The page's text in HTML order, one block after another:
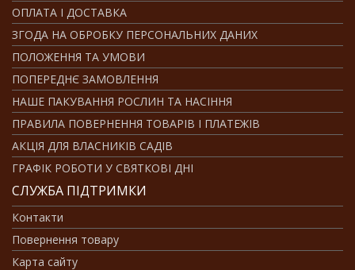
ОПЛАТА І ДОСТАВКА
ЗГОДА НА ОБРОБКУ ПЕРСОНАЛЬНИХ ДАНИХ
ПОЛОЖЕННЯ ТА УМОВИ
ПОПЕРЕДНЄ ЗАМОВЛЕННЯ
НАШЕ ПАКУВАННЯ РОСЛИН ТА НАСІННЯ
ПРАВИЛА ПОВЕРНЕННЯ ТОВАРІВ І ПЛАТЕЖІВ
АКЦІЯ ДЛЯ ВЛАСНИКІВ САДІВ
ГРАФІК РОБОТИ У СВЯТКОВІ ДНІ
СЛУЖБА ПІДТРИМКИ
Контакти
Повернення товару
Карта сайту